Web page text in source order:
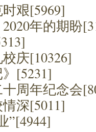
艰[5969]
年的期盼
庆[10326]
[5231]
周年纪念会
深[5011]
”[4944]